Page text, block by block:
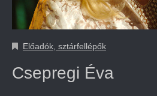
Előadók, sztárfellépők
Csepregi Éva